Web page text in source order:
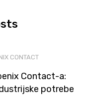
CONTACT
Contact-a:
potrebe